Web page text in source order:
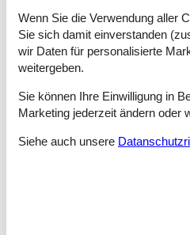
weitere Sehenswürdigkeiten des
entspannt ausklingen kann. Der
Ausgangspunkt für Schiffe zur
gehört zum Biosphärenreservat
Für Groß und Klein ein
Lauterbach ist die
Lauterbach ihren Ausgangspunkt
Wenn Sie die Verwendung aller
Sie sich damit einverstanden
wir Daten für personalisierte
weitergeben.
Sie können Ihre Einwilligung in
Marketing jederzeit ändern oder
Siehe auch unsere